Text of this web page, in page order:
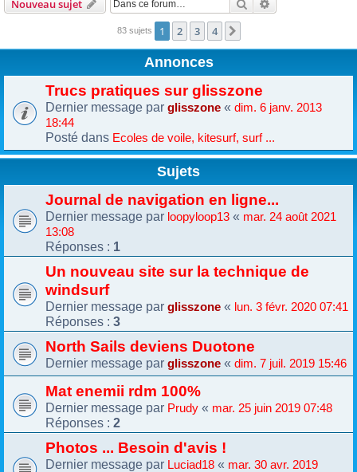
Nouveau sujet
83 sujets 1 2 3 4
Annonces
Trucs pratiques sur glisszone
Dernier message par glisszone « dim. 6 janv. 2013
18:44
Posté dans Ecoles de voile, kitesurf, surf ...
Sujets
Journal de navigation en ligne...
Dernier message par loopyloop13 « mar. 24 août 2021
13:08
Réponses : 1
Un nouveau site sur la technique de
windsurf
Dernier message par glisszone « lun. 3 févr. 2020 07:41
Réponses : 3
North Sails deviens Duotone
Dernier message par glisszone « dim. 7 juil. 2019 15:46
Mat enemii rdm 100%
Dernier message par Prudy « mar. 25 juin 2019 07:48
Réponses : 2
Photos ... Besoin d'avis !
Dernier message par Luciad18 « mar. 30 avr. 2019